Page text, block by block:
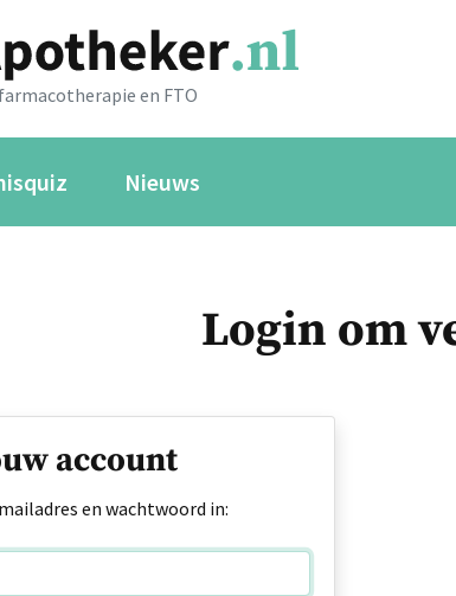
en FTO
Nieuws
Login om
account
en wachtwoord in: